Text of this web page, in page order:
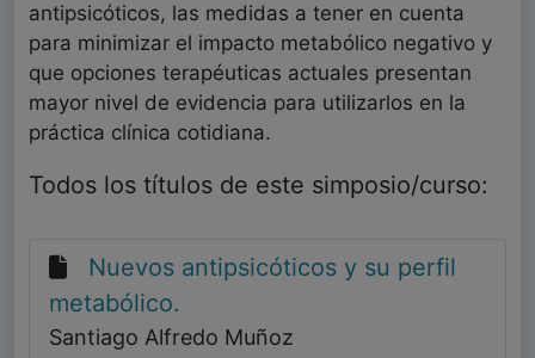
antipsicóticos, las medidas a tener en cuenta
para minimizar el impacto metabólico negativo y
que opciones terapéuticas actuales presentan
mayor nivel de evidencia para utilizarlos en la
práctica clínica cotidiana.
Todos los títulos de este simposio/curso:
Nuevos antipsicóticos y su perfil
metabólico.
Santiago Alfredo Muñoz